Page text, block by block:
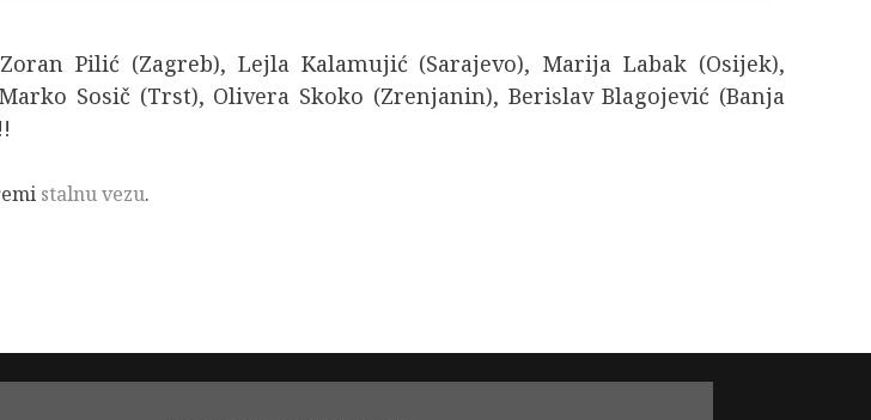
Pilić (Zagreb), Lejla Kalamujić (Sarajevo), Marija Labak (Osijek),
Sosič (Trst), Olivera Skoko (Zrenjanin), Berislav Blagojević (Banja
stalnu vezu.